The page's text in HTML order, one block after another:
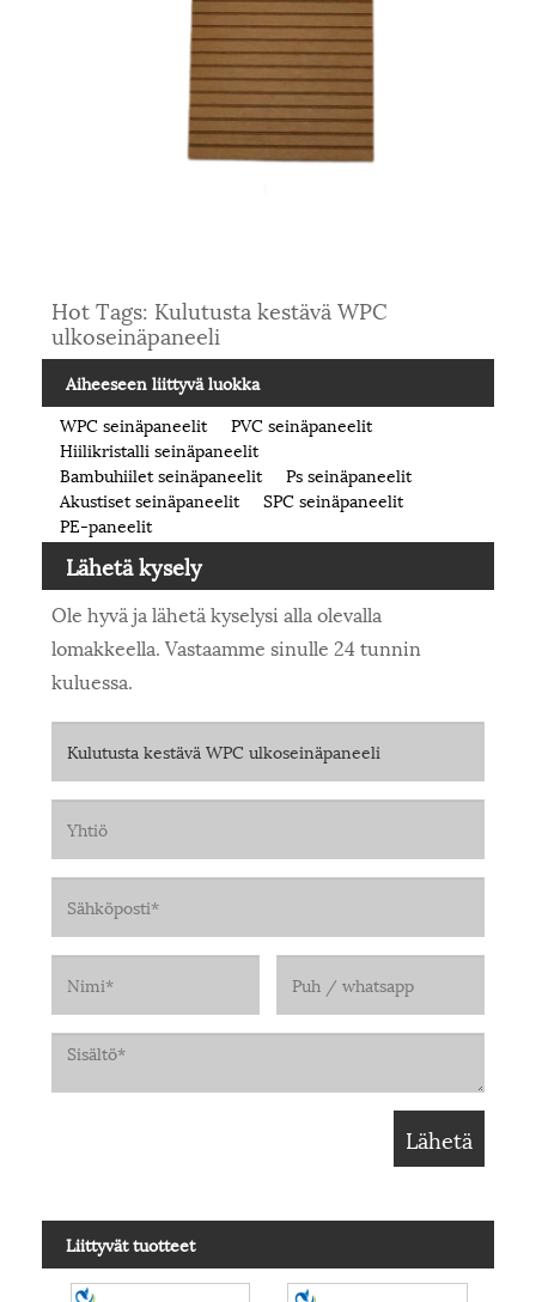
Hot Tags: Kulutusta kestävä WPC
ulkoseinäpaneeli
Aiheeseen liittyvä luokka
WPC seinäpaneelit
PVC seinäpaneelit
Hiilikristalli seinäpaneelit
Bambuhiilet seinäpaneelit
Ps seinäpaneelit
Akustiset seinäpaneelit
SPC seinäpaneelit
PE-paneelit
Lähetä kysely
Ole hyvä ja lähetä kyselysi alla olevalla
lomakkeella. Vastaamme sinulle 24 tunnin
kuluessa.
Liittyvät tuotteet